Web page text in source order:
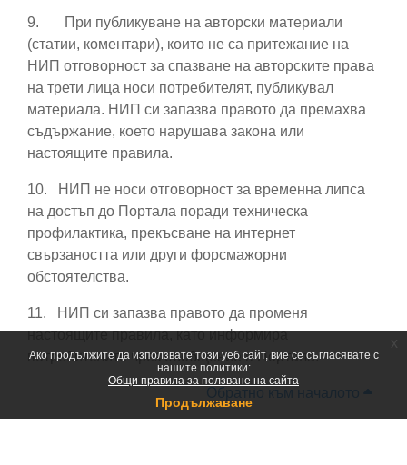
Ако продължите да използвате този уеб сайт, вие се съгласявате с
нашите политики:
Общи правила за ползване на сайта
Продължаване
9.
При публикуване на авторски материали
(статии, коментари), които не са притежание на
НИП отговорност за спазване на авторските права
на трети лица носи потребителят, публикувал
материала. НИП си запазва правото да премахва
съдържание, което нарушава закона или
настоящите правила.
10.
НИП не носи отговорност за временна липса
на достъп до Портала поради техническа
профилактика, прекъсване на интернет
свързаността или други форсмажорни
обстоятелства.
11.
НИП си запазва правото да променя
настоящите правила, като информира
потребителите чрез съобщение в Портала.
Обратно към началото